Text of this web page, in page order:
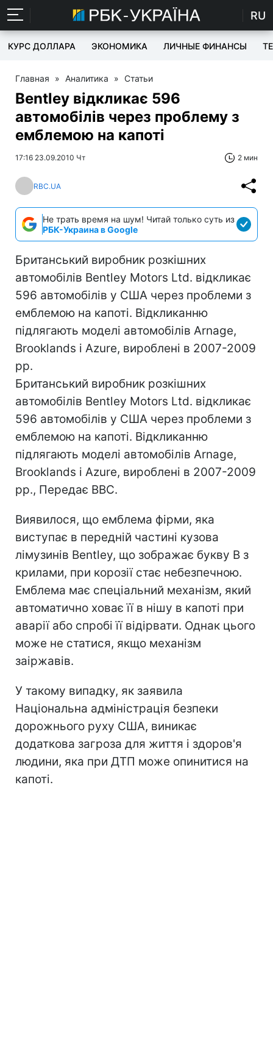
RU
КУРС ДОЛЛАРА ЭКОНОМИКА ЛИЧНЫЕ ФИНАНСЫ
Главная » Аналитика » Статьи
Bentley відкликає 596
автомобілів через проблему з
емблемою на капоті
17:16 23.09.2010 Чт 2 мин
RBC.UA
Не трать время на шум! Читай только суть из
РБК-Украина в Google
Британський виробник розкішних
автомобілів Bentley Motors Ltd. відкликає
596 автомобілів у США через проблеми з
емблемою на капоті. Відкликанню
підлягають моделі автомобілів Arnage,
Brooklands і Azure, вироблені в 2007-2009
рр.
Британський виробник розкішних
автомобілів Bentley Motors Ltd. відкликає
596 автомобілів у США через проблеми з
емблемою на капоті. Відкликанню
підлягають моделі автомобілів Arnage,
Brooklands і Azure, вироблені в 2007-2009
рр., Передає BBC.
Виявилося, що емблема фірми, яка
виступає в передній частині кузова
лімузинів Bentley, що зображає букву В з
крилами, при корозії стає небезпечною.
Емблема має спеціальний механізм, який
автоматично ховає її в нішу в капоті при
аварії або спробі її відірвати. Однак цього
може не статися, якщо механізм
заіржавів.
У такому випадку, як заявила
Національна адміністрація безпеки
дорожнього руху США, виникає
додаткова загроза для життя і здоров'я
людини, яка при ДТП може опинитися на
капоті.